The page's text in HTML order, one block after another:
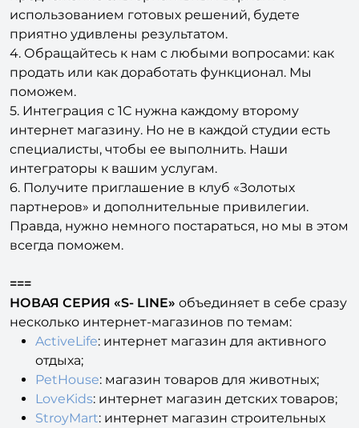
использованием готовых решений, будете
приятно удивлены результатом.
4. Обращайтесь к нам с любыми вопросами: как
продать или как доработать функционал. Мы
поможем.
5. Интеграция с 1С нужна каждому второму
интернет магазину. Но не в каждой студии есть
специалисты, чтобы ее выполнить. Наши
интеграторы к вашим услугам.
6. Получите приглашение в клуб «Золотых
партнеров» и дополнительные привилегии.
Правда, нужно немного постараться, но мы в этом
всегда поможем.
===
НОВАЯ СЕРИЯ «S- LINE» объединяет в себе сразу
несколько интернет-магазинов по темам:
ActiveLife: интернет магазин для активного
отдыха;
PetHouse: магазин товаров для животных;
LoveKids: интернет магазин детских товаров;
StroyMart: интернет магазин строительных